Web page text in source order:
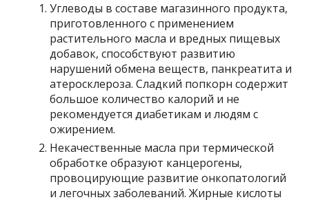
Углеводы в составе магазинного продукта,
приготовленного с применением
растительного масла и вредных пищевых
добавок, способствуют развитию
нарушений обмена веществ, панкреатита и
атеросклероза. Сладкий попкорн содержит
большое количество калорий и не
рекомендуется диабетикам и людям с
ожирением.
Некачественные масла при термической
обработке образуют канцерогены,
провоцирующие развитие онкопатологий
и легочных заболеваний. Жирные кислоты